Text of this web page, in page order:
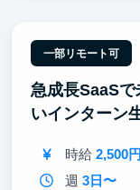
一部リモート可
急成長SaaS
いインターン
時給 2,500
週 3日〜